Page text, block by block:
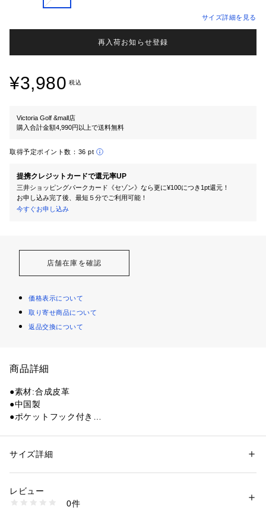
サイズ詳細を見る
再入荷お知らせ登録
¥3,980 税込
Victoria Golf &mall店
購入合計金額4,990円以上で送料無料
取得予定ポイント数： 36 pt
提携クレジットカードで還元率UP
三井ショッピングパークカード《セゾン》なら更に¥100につき1pt還元！
お申し込み完了後、最短５分でご利用可能！
今すぐお申し込み
店舗在庫を確認
価格表示について
取り寄せ商品について
返品交換について
商品詳細
●素材:合成皮革
●中国製
●ポケットフック付き
※一部モデルには対応しません。スモールサイズマレット対応
※一部商品において弊社カラー表記がメーカーカラー表記と異
なる場合がございます。
性別：レディース
商品番号：
10852578301 （ショップ）
サイズ詳細
レビュー
0件